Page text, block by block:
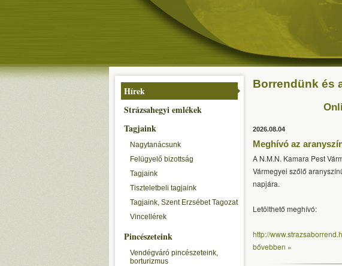
Hírek
Strázsahegyi emlékek
Tagjaink
Nagytanácsunk
Felügyelő bizottság
Tagjaink
Tiszteletbeli tagjaink
Tagjaink, Szent Erzsébet Tagozat
Vincellérek
Pincészeteink
Vendégváró pincészeteink,
borturizmus
Borrendünk és
2026.08.04
Meghívó az
A N.M.N. Kamara Pest
Vármegyei szőlő
napjára.
Letölthető meghívó:
http://
bővebben »